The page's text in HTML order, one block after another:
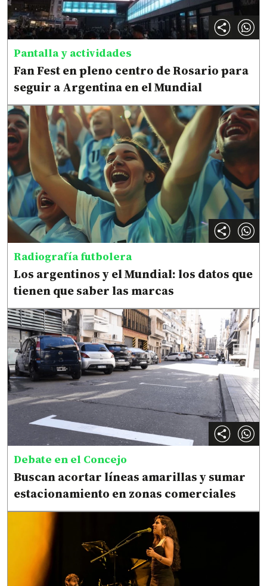
Pantalla y actividades
Fan Fest en pleno centro de Rosario para
seguir a Argentina en el Mundial
Radiografía futbolera
Los argentinos y el Mundial: los datos que
tienen que saber las marcas
Debate en el Concejo
Buscan acortar líneas amarillas y sumar
estacionamiento en zonas comerciales